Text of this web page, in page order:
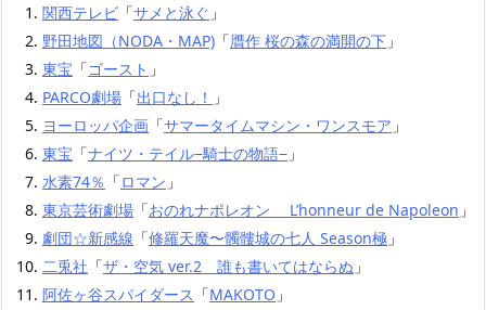
関西テレビ 「サメと泳ぐ 」
野田地図（NODA・MAP) 「贋作 桜の森の満開の下 」
東宝 「ゴースト 」
PARCO劇場 「出口なし！ 」
ヨーロッパ企画 「サマータイムマシン・ワンスモア 」
東宝 「ナイツ・テイル−騎士の物語− 」
水素74％ 「ロマン 」
東京芸術劇場 「おのれナポレオン L’honneur de Napoleon 」
劇団☆新感線 「修羅天魔〜髑髏城の七人 Season極 」
二兎社 「ザ・空気 ver.2 誰も書いてはならぬ 」
阿佐ヶ谷スパイダース 「MAKOTO 」